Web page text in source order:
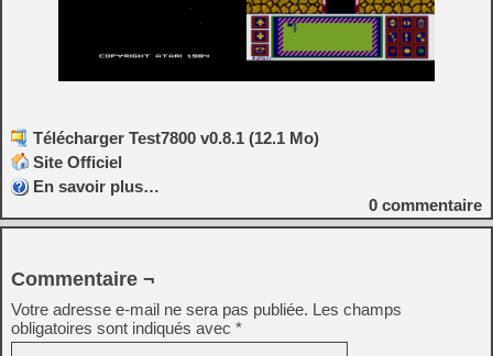
Télécharger Test7800 v0.8.1 (12.1 Mo)
Site Officiel
En savoir plus…
0 commentaire
Commentaire ¬
Votre adresse e-mail ne sera pas publiée. Les champs
obligatoires sont indiqués avec *